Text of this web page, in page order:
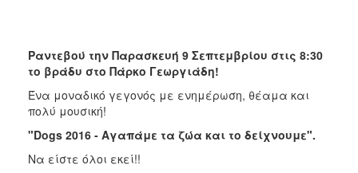
Ραντεβού την Παρασκευή 9 Σεπτεμβρίου στις 8:30
το βράδυ στο Πάρκο Γεωργιάδη!
Ένα μοναδικό γεγονός με ενημέρωση, θέαμα και
πολύ μουσική!
"Dogs 2016 - Αγαπάμε τα ζώα και το δείχνουμε".
Να είστε όλοι εκεί!!